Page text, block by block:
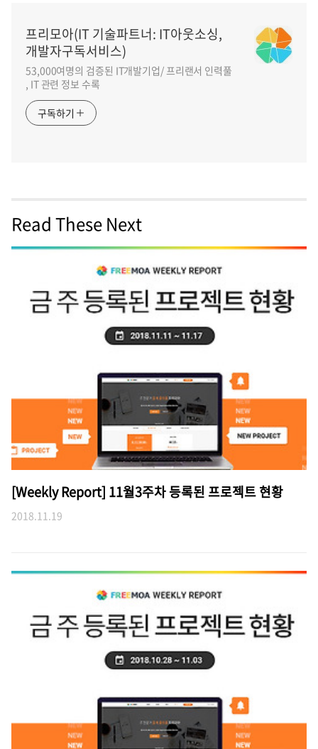
프리모아(IT 기술파트너: IT아웃소싱,
개발자구독서비스)
53,000여명의 검증된 IT개발기업/ 프리랜서 인력풀
, IT 관련 정보 수록
구독하기
Read These Next
[Weekly Report] 11월3주차 등록된 프로젝트 현황
2018.11.19